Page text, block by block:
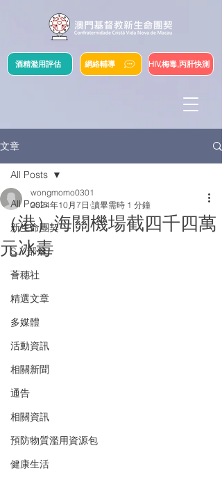
網絡輔導
酒精濫用評估 HIV,梅毒,丙肝快測
文章
All Posts
新生命團契
S.Y.部落
薈穗社
精選文章
多媒體
活動資訊
相關新聞
通告
相關資訊
預防物質濫用資源包
健康生活
All Posts
（港）海關機場截四千四萬
元冰毒
wongmomo0301
2024年10月7日 讀畢需時 1 分鐘